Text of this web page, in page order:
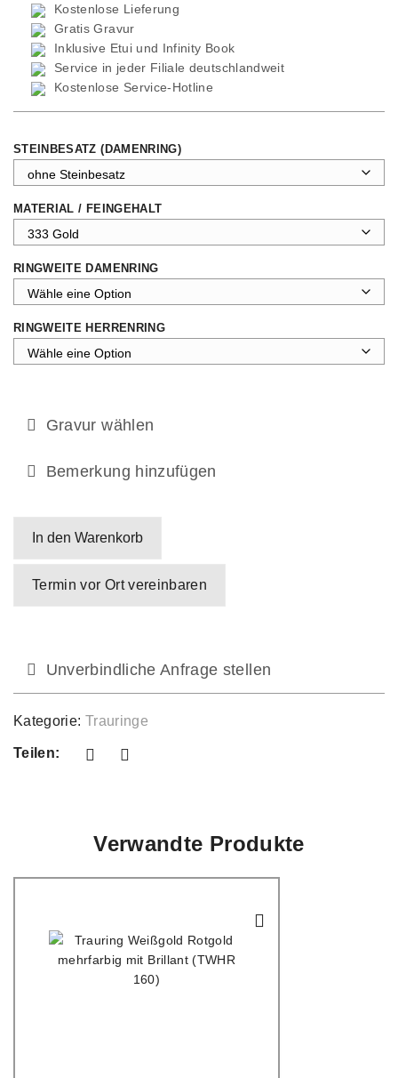
Kostenlose Lieferung
Gratis Gravur
Inklusive Etui und Infinity Book
Service in jeder Filiale deutschlandweit
Kostenlose Service-Hotline
STEINBESATZ (DAMENRING)
MATERIAL / FEINGEHALT
RINGWEITE DAMENRING
RINGWEITE HERRENRING
Gravur wählen
Bemerkung hinzufügen
In den Warenkorb
Termin vor Ort vereinbaren
Unverbindliche Anfrage stellen
Kategorie: Trauringe
Teilen:
Verwandte Produkte